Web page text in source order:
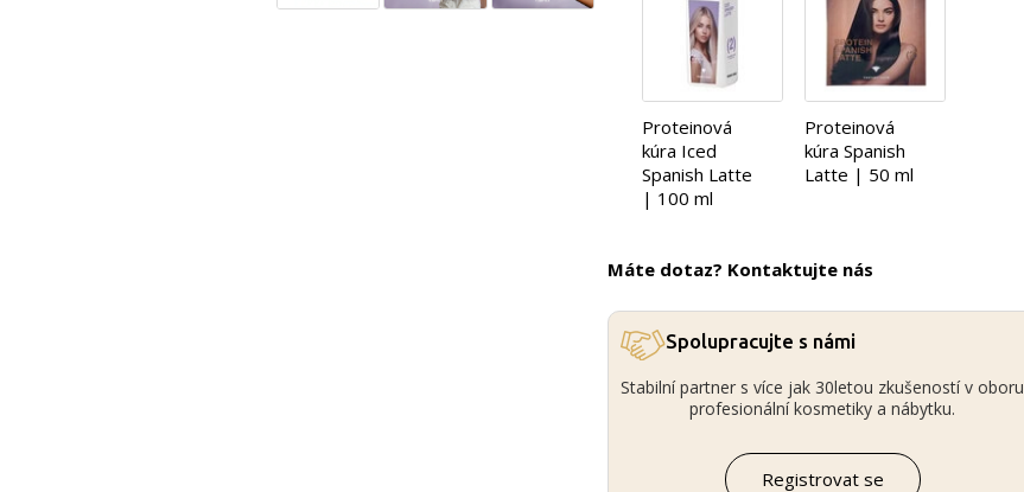
Proteinová
kúra Iced
Spanish Latte
| 100 ml
Proteinová
kúra Spanish
Latte | 50 ml
Máte dotaz? Kontaktujte nás
Spolupracujte s námi
Stabilní partner s více jak 30letou zkušeností v oboru
profesionální kosmetiky a nábytku.
Registrovat se